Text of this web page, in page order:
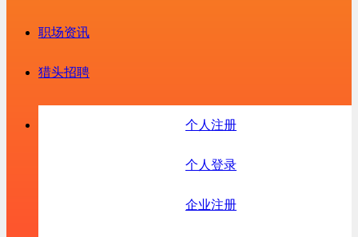
职场资讯
猎头招聘
个人注册
个人登录
企业注册